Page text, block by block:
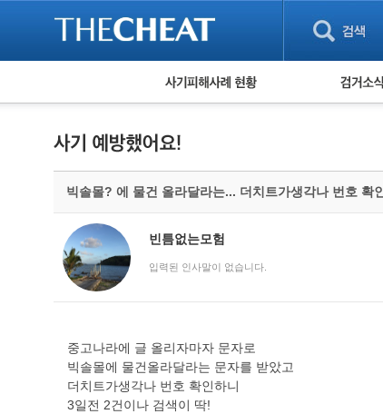
피해사례 현황
게임 · 비실물 피해사례
보이스피싱 피해사례
유해사이트 목록
비공개 피해사례
워킹홀리데이 피해사례
검거 소식
빅솔몰? 에 물건 올라달라는... 더치트가생각나 번호 확인
빈틈없는모험
입력된 인사말이 없습니다.
중고나라에 글 올리자마자 문자로
빅솔몰에 물건올라달라는 문자를 받았고
더치트가생각나 번호 확인하니
3일전 2건이나 검색이 딱!